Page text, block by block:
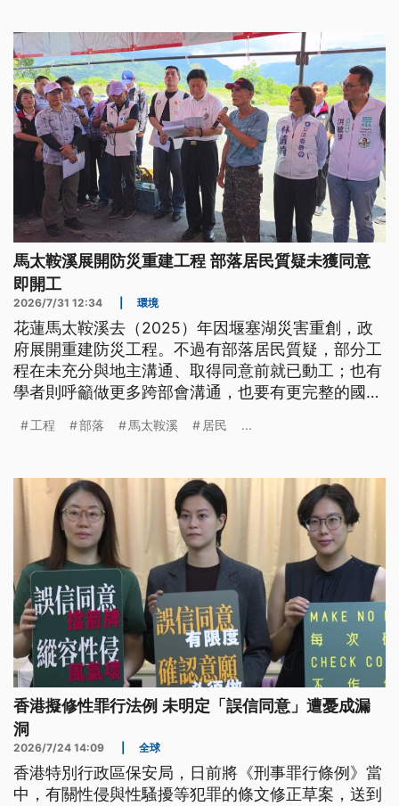
馬太鞍溪展開防災重建工程 部落居民質疑未獲同意
即開工
2026/7/31 12:34 環境
花蓮馬太鞍溪去（2025）年因堰塞湖災害重創，政
府展開重建防災工程。不過有部落居民質疑，部分工
程在未充分與地主溝通、取得同意前就已動工；也有
學者則呼籲做更多跨部會溝通，也要有更完整的國土
工程 部落 馬太鞍溪 居民 ...
香港擬修性罪行法例 未明定「誤信同意」遭憂成漏
洞
2026/7/24 14:09 全球
香港特別行政區保安局，日前將《刑事罪行條例》當
中，有關性侵與性騷擾等犯罪的條文修正草案，送到